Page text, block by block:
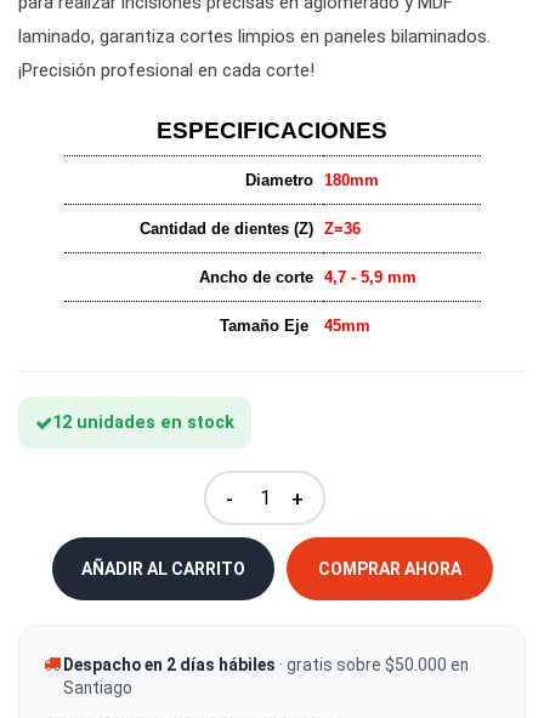
laminado, garantiza cortes limpios en paneles bilaminados.
¡Precisión profesional en cada corte!
ESPECIFICACIONES
Diametro 180mm
Cantidad de dientes (Z) Z=36
Ancho de corte 4,7 - 5,9 mm
Tamaño Eje 45mm
12 unidades en stock
- +
AÑADIR AL CARRITO COMPRAR AHORA
Despacho en 2 días hábiles · gratis sobre $50.000 en
Santiago